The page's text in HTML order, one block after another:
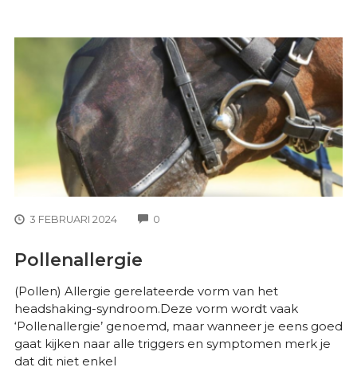
3 FEBRUARI 2024 0
Pollenallergie
(Pollen) Allergie gerelateerde vorm van het
headshaking-syndroom.Deze vorm wordt vaak
‘Pollenallergie’ genoemd, maar wanneer je eens goed
gaat kijken naar alle triggers en symptomen merk je
dat dit niet enkel